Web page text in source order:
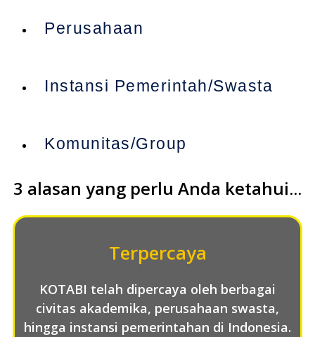
Perusahaan
Instansi Pemerintah/Swasta
Komunitas/Group
3 alasan yang perlu Anda ketahui...
Terpercaya
KOTABI telah dipercaya oleh berbagai
civitas akademika, perusahaan swasta,
hingga instansi pemerintahan di Indonesia.